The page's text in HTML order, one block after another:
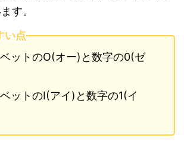
す。
い点
ットのO(オー)と数字の0(ゼ
ットのI(アイ)と数字の1(イ